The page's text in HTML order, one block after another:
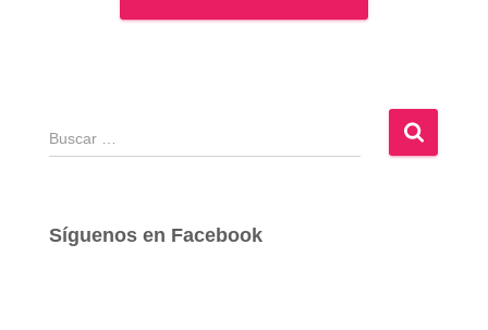
B
u
a
Síguenos en Facebook